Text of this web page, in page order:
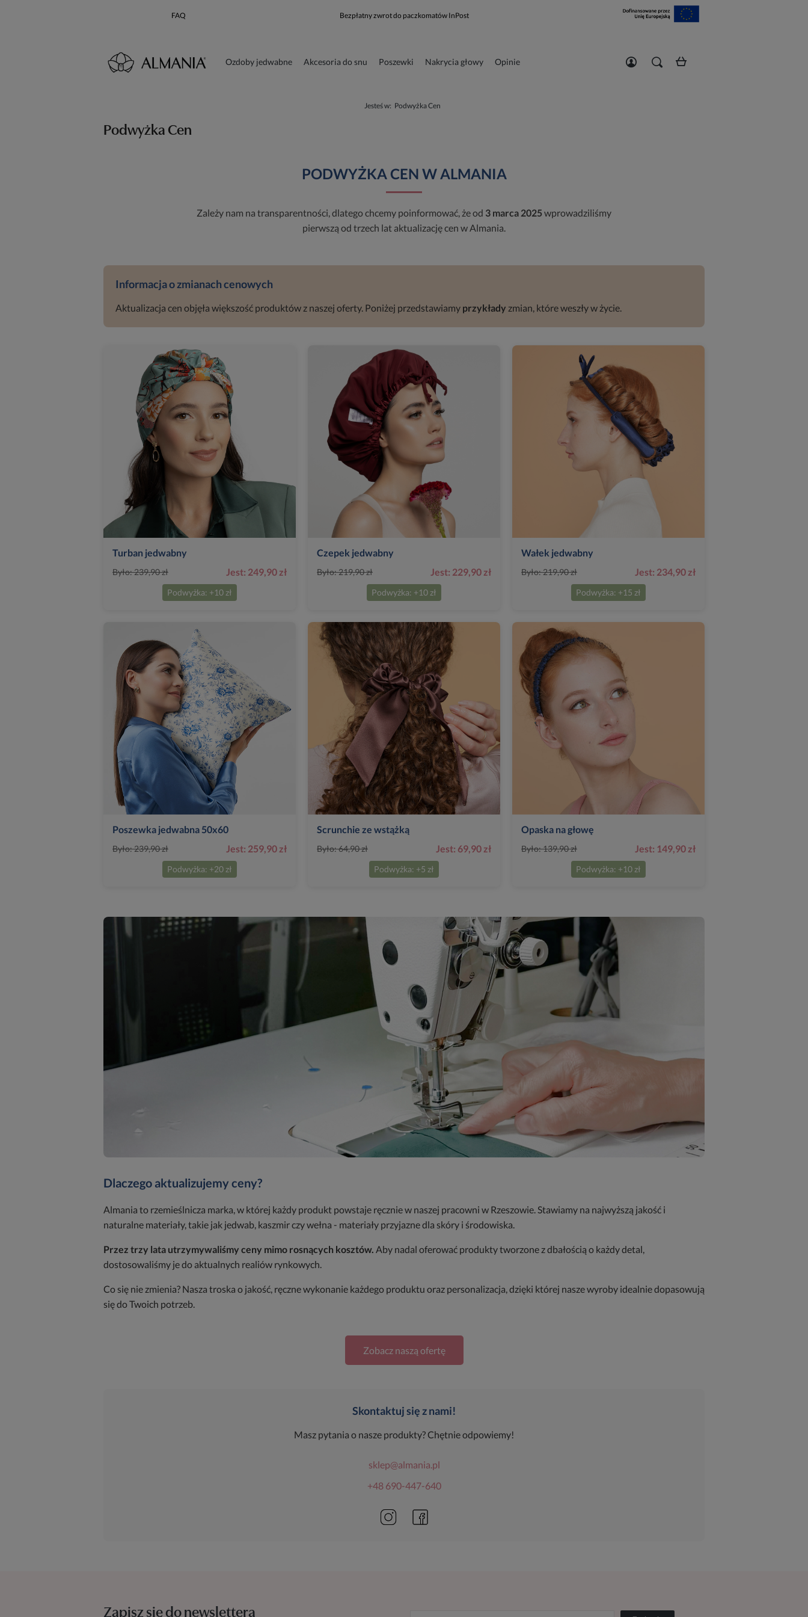
FAQ Bezpłatny zwrot do paczkomatów InPost
Ozdoby jedwabne Akcesoria do snu Poszewki Nakrycia głowy Opinie
Jesteś w: Podwyżka Cen
Podwyżka Cen
PODWYŻKA CEN W ALMANIA
Zależy nam na transparentności, dlatego chcemy poinformować, że od 3 marca 2025wprowadziliśmy
pierwszą od trzech lat aktualizację cen w Almania.
Informacja o zmianach cenowych
Aktualizacja cen objęła większość produktów z naszej oferty. Poniżej przedstawiamy przykłady zmian, które weszły w życie.
Turban jedwabny
Było: 239,90 zł Jest: 249,90 zł
Podwyżka: +10 zł
Czepek jedwabny
Było: 219,90 zł Jest: 229,90 zł
Podwyżka: +10 zł
Wałek jedwabny
Było: 219,90 zł Jest: 234,90 zł
Podwyżka: +15 zł
Poszewka jedwabna 50x60
Było: 239,90 zł Jest: 259,90 zł
Podwyżka: +20 zł
Scrunchie ze wstążką
Było: 64,90 zł Jest: 69,90 zł
Podwyżka: +5 zł
Opaska na głowę
Było: 139,90 zł Jest: 149,90 zł
Podwyżka: +10 zł
Dlaczego aktualizujemy ceny?
Almania to rzemieślnicza marka, w której każdy produkt powstaje ręcznie w naszej pracowni w Rzeszowie. Stawiamy na najwyższą jakość i
naturalne materiały, takie jak jedwab, kaszmir czy wełna - materiały przyjazne dla skóry i środowiska.
Przez trzy lata utrzymywaliśmy ceny mimo rosnących kosztów. Aby nadal oferować produkty tworzone z dbałością o każdy detal,
dostosowaliśmy je do aktualnych realiów rynkowych.
Co się nie zmienia? Nasza troska o jakość, ręczne wykonanie każdego produktu oraz personalizacja, dzięki której nasze wyroby idealnie dopasowują
się do Twoich potrzeb.
Zobacz naszą ofertę
Skontaktuj się z nami!
Masz pytania o nasze produkty? Chętnie odpowiemy!
sklep@almania.pl
+48 690-447-640
Zapisz się do newslettera